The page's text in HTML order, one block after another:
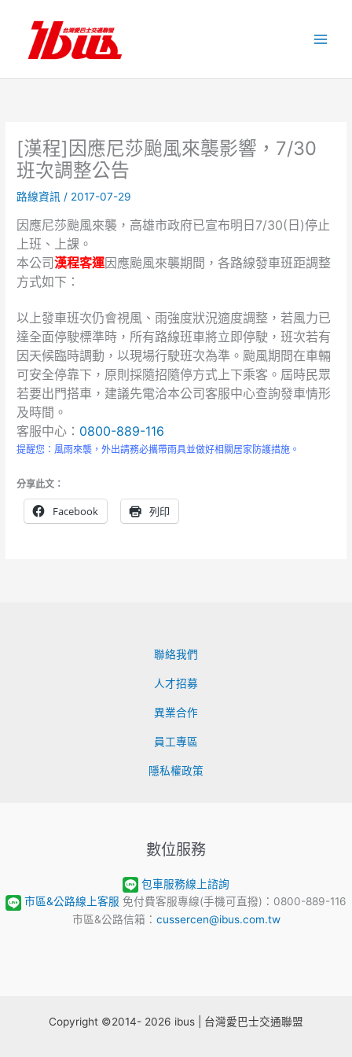
內
[漢程]因應尼莎颱風來襲影響，7/30
班次調整公告
路線資訊 / 2017-07-29
因應尼莎颱風來襲，高雄市政府已宣布明日7/30(日)停止
上班、上課。
本公司漢程客運因應颱風來襲期間，各路線發車班距調整
方式如下：
以上發車班次仍會視風、雨強度狀況適度調整，若風力已
達全面停駛標準時，所有路線班車將立即停駛，班次若有
因天候臨時調動，以現場行駛班次為準。颱風期間在車輛
可安全停靠下，原則採隨招隨停方式上下乘客。屆時民眾
若要出門搭車，建議先電洽本公司客服中心查詢發車情形
及時間。
客服中心： 0800-889-116
提醒您：風雨來襲，外出請務必攜帶雨具並做好相關居家防護措施。
分享此文：
Facebook 列印
聯絡我們
人才招募
異業合作
員工專區
隱私權政策
數位服務
包車服務線上諮詢
市區&公路線上客服 免付費客服專線(手機可直撥)：0800-889-116
市區&公路信箱： cussercen@ibus.com.tw
Copyright ©2014- 2026 ibus | 台灣愛巴士交通聯盟